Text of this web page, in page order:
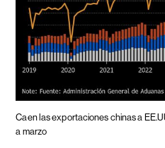
Caen las exportaciones chinas a
a marzo